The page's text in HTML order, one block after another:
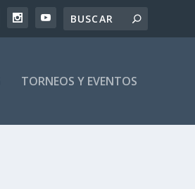
TORNEOS Y EVENTOS